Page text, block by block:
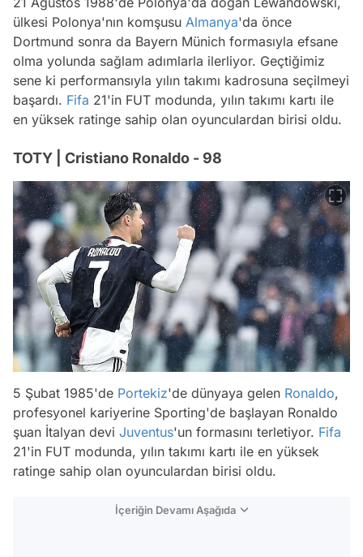
ülkesi Polonya'nın komşusu Almanya'da önce
Dortmund sonra da Bayern Münich formasıyla efsane
olma yolunda sağlam adımlarla ilerliyor. Geçtiğimiz
sene ki performansıyla yılın takımı kadrosuna seçilmeyi
başardı. Fifa 21'in FUT modunda, yılın takımı kartı ile
en yüksek ratinge sahip olan oyunculardan birisi oldu.
TOTY | Cristiano Ronaldo - 98
5 Şubat 1985'de Portekiz'de dünyaya gelen Ronaldo,
profesyonel kariyerine Sporting'de başlayan Ronaldo
şuan İtalyan devi Juventus'un formasını terletiyor. Fifa
21'in FUT modunda, yılın takımı kartı ile en yüksek
ratinge sahip olan oyunculardan birisi oldu.
İçeriğin Devamı Aşağıda